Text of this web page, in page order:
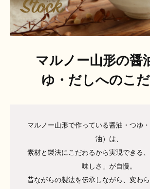
マルノー山形の醤
ゆ・だしへのこ
マルノー山形で作っている醤油・つゆ
油）は、
素材と製法にこだわるから実現できる
味しさ」が自慢。
昔ながらの製法を伝承しながら、変わ